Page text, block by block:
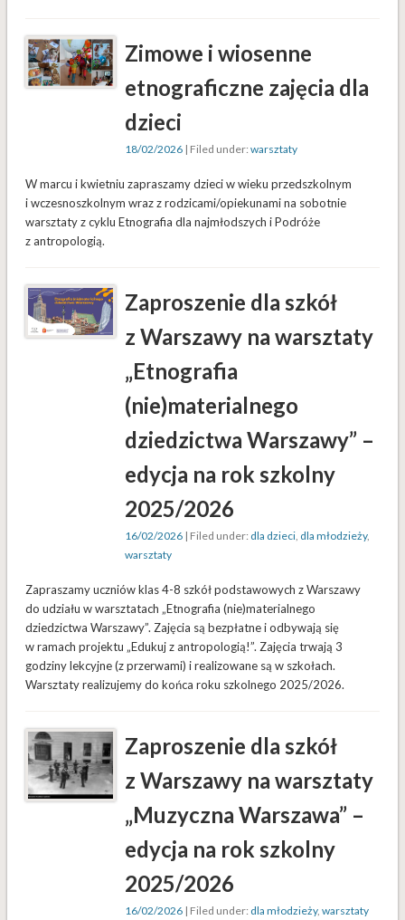
Zimowe i wiosenne
etnograficzne zajęcia dla
dzieci
18/02/2026 | Filed under:warsztaty
W marcu i kwietniu zapraszamy dzieci w wieku przedszkolnym
i wczesnoszkolnym wraz z rodzicami/opiekunami na sobotnie
warsztaty z cyklu Etnografia dla najmłodszych i Podróże
z antropologią.
Zaproszenie dla szkół
z Warszawy na warsztaty
„Etnografia
(nie)materialnego
dziedzictwa Warszawy” –
edycja na rok szkolny
2025/2026
16/02/2026 | Filed under: dla dzieci dla młodzieży,
warsztaty
Zapraszamy uczniów klas 4-8 szkół podstawowych z Warszawy
do udziału w warsztatach „Etnografia (nie)materialnego
dziedzictwa Warszawy”. Zajęcia są bezpłatne i odbywają się
w ramach projektu „Edukuj z antropologią!”. Zajęcia trwają 3
godziny lekcyjne (z przerwami) i realizowane są w szkołach.
Warsztaty realizujemy do końca roku szkolnego 2025/2026.
Zaproszenie dla szkół
z Warszawy na warsztaty
„Muzyczna Warszawa” –
edycja na rok szkolny
2025/2026
16/02/2026 | Filed under: dla młodzieży,warsztaty